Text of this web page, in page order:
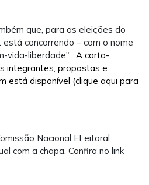
que, para as eleições do
está concorrendo – com o nome
vida-liberdade". A carta-
integrantes, propostas e
está disponível (clique aqui para
Nacional ELeitoral
com a chapa. Confira no link